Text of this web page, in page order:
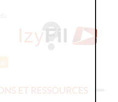
ET RESSOURCES